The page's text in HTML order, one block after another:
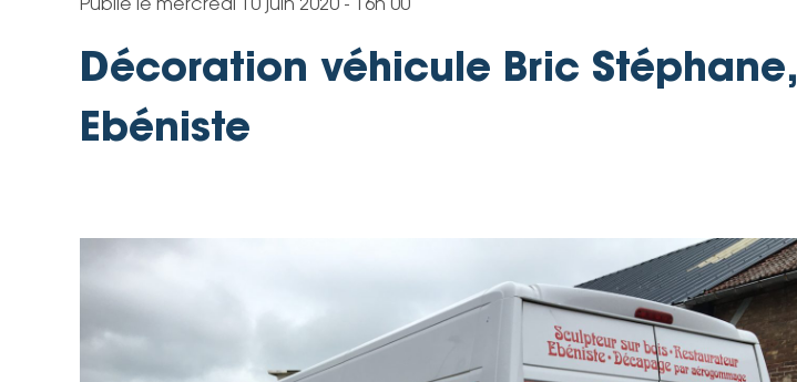
Publié le mercredi 10 juin 2020 - 16h 00
Décoration véhicule Bric Stéphane,
Ebéniste